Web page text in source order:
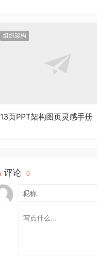
组织架构
13页PPT架构图页灵感手册
评论 0